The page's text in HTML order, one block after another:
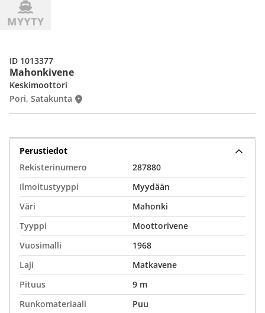
Mahonkivene
Keskimoottori
Pori, Satakunta
ID 1013377
Perustiedot
Rekisterinumero
287880
Ilmoitustyyppi
Myydään
Väri
Mahonki
Tyyppi
Moottorivene
Vuosimalli
1968
Laji
Matkavene
Pituus
9 m
Runkomateriaali
Puu